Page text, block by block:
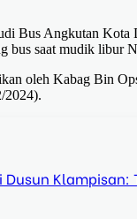
Bus Angkutan
bus saat mudik libur
oleh Kabag Bin
2024).
Dusun